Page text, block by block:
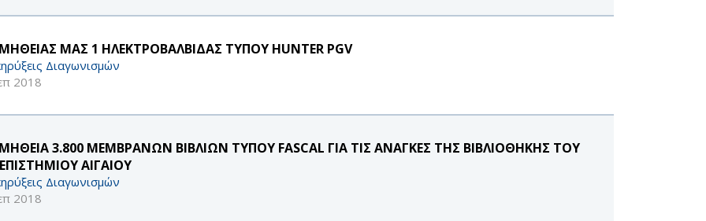
ΜΑΣ 1 ΗΛΕΚΤΡΟΒΑΛΒΙΔΑΣ ΤΥΠΟΥ HUNTER PGV
Διαγωνισμών
2018
3.800 ΜΕΜΒΡΑΝΩΝ ΒΙΒΛΙΩΝ ΤΥΠΟΥ FASCAL ΓΙΑ ΤΙΣ ΑΝΑΓΚΕΣ ΤΗΣ ΒΙΒΛΙΟΘΗΚΗΣ ΤΟΥ
ΑΙΓΑΙΟΥ
Διαγωνισμών
2018